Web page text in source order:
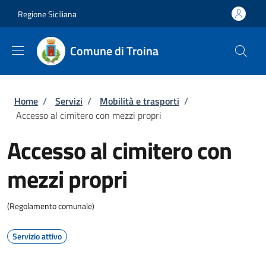
Regione Siciliana
Comune di Troina
Briciole di pane
Home / Servizi / Mobilità e trasporti /
Accesso al cimitero con mezzi propri
Accesso al cimitero con
mezzi propri
(Regolamento comunale)
Servizio attivo